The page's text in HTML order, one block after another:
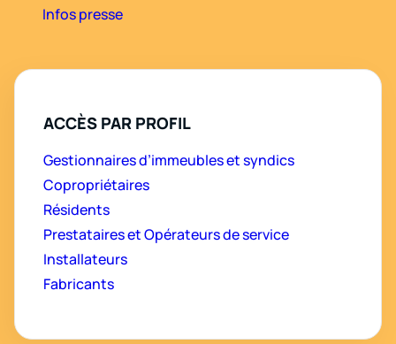
Infos presse
ACCÈS PAR PROFIL
Gestionnaires d’immeubles et syndics
Copropriétaires
Résidents
Prestataires et Opérateurs de service
Installateurs
Fabricants